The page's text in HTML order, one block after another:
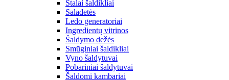
Stalai šaldikliai
Saladetės
Ledo generatoriai
Ingredientų vitrinos
Šaldymo dežės
Smūginiai šaldikliai
Vyno šaldytuvai
Pobariniai šaldytuvai
Šaldomi kambariai